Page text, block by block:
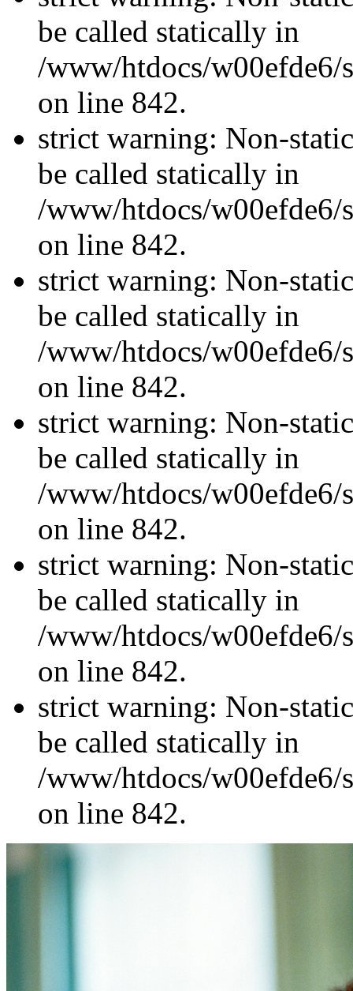
be called statically in
/www/htdocs/w00efde6/
on line 842.
strict warning: Non-
be called statically in
/www/htdocs/w00efde6/
on line 842.
strict warning: Non-
be called statically in
/www/htdocs/w00efde6/
on line 842.
strict warning: Non-
be called statically in
/www/htdocs/w00efde6/
on line 842.
strict warning: Non-
be called statically in
/www/htdocs/w00efde6/
on line 842.
strict warning: Non-
be called statically in
/www/htdocs/w00efde6/
on line 842.